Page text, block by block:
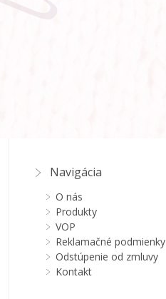
Navigácia
O nás
Produkty
VOP
Reklamačné podmienky
Odstúpenie od zmluvy
Kontakt